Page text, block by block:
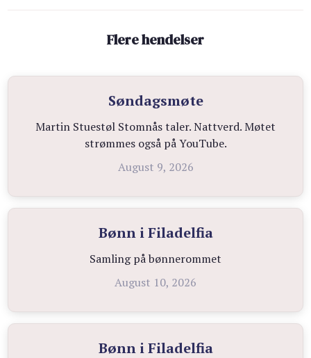
Flere hendelser
Søndagsmøte
Martin Stuestøl Stomnås taler. Nattverd. Møtet
strømmes også på YouTube.
August 9, 2026
Bønn i Filadelfia
Samling på bønnerommet
August 10, 2026
Bønn i Filadelfia